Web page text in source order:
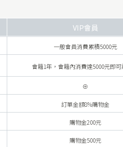
VIP會員
一般會員消費累積5000元
會籍1年，會籍內消費達5000元即可
⊕
訂單金額8%購物金
購物金200元
購物金500元